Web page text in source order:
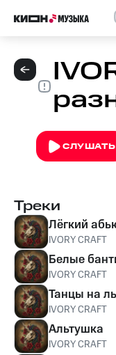
СЛУШАТЬ
Треки
Лёгкий
IVORY CRAFT
Белые
IVORY CRAFT
Танцы на
IVORY CRAFT
Альтушка
IVORY CRAFT